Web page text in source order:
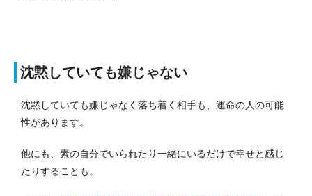
沈黙していても嫌じゃない
沈黙していても嫌じゃなく落ち着く相手も、運命の人の可能
性があります。
他にも、素の自分でいられたり一緒にいるだけで幸せと感じ
たりすることも。